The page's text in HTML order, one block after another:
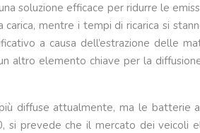
soluzione efficace per ridurre le
mentre i tempi di ricarica si
a causa dell’estrazione delle
altro elemento chiave per la
diffuse attualmente, ma le batterie
si prevede che il mercato dei veicoli